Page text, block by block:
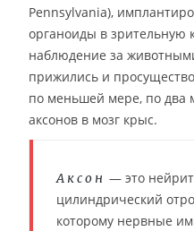
Pennsylvania),
органоиды в зрительную
наблюдение за
прижились и
по меньшей мере, по два
аксонов в мозг крыс.
Аксон — это
цилиндрический
которому нервные